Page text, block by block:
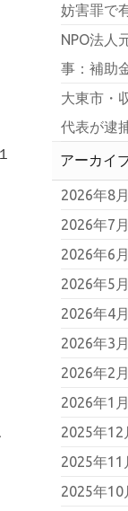
妨害罪で
NPO法人
事：補助
大東市・
代表が逮
アーカイ
2026年8月
2026年7月
2026年6月
2026年5月
2026年4月
2026年3月
2026年2月
2026年1月
2025年12
2025年11
2025年10